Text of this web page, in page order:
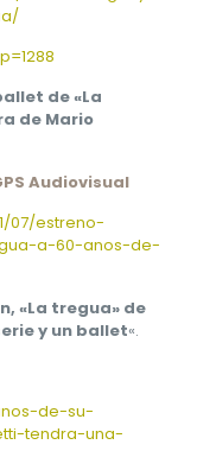
de «La
de Mario
Audiovisual
07/estreno-
a-60-anos-de-
«La tregua» de
y un ballet«.
de-su-
tendra-una-